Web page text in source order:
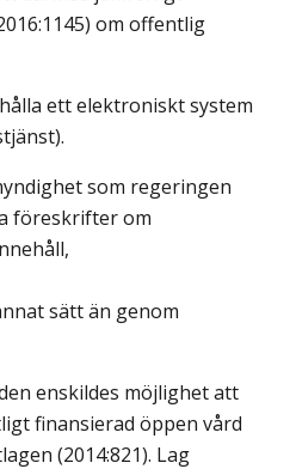
om offentlig
ett elektroniskt system
som regeringen
föreskrifter om
sätt än genom
enskildes möjlighet att
finansierad öppen vård
(2014:821). Lag